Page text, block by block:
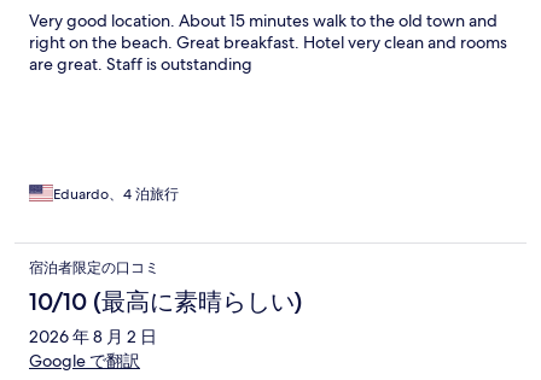
Very good location. About 15 minutes walk to the old town and
right on the beach. Great breakfast. Hotel very clean and rooms
are great. Staff is outstanding
Eduardo、4 泊旅行
宿泊者限定の口コミ
10/10 (最高に素晴らしい)
2026 年 8 月 2 日
Google で翻訳